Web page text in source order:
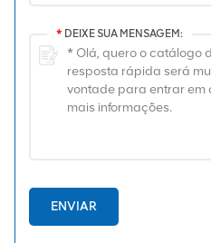
* DEIXE SUA MENSAGEM:
ENVIAR